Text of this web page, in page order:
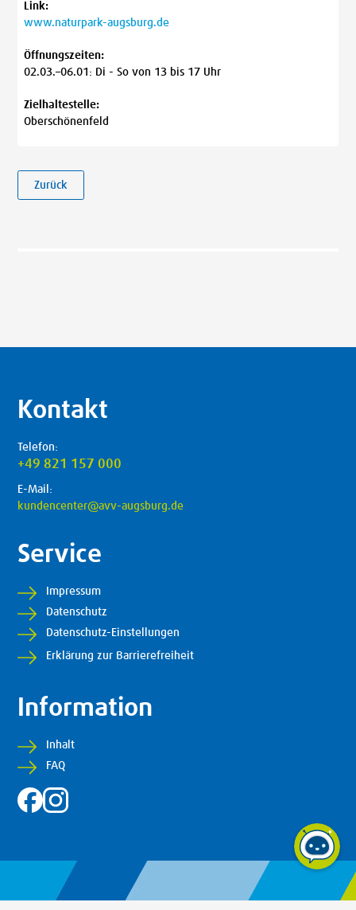
Link:
www.naturpark-augsburg.de
Öffnungszeiten:
02.03.–06.01: Di - So von 13 bis 17 Uhr
Zielhaltestelle:
Oberschönenfeld
Zurück
Kontakt
Telefon:
+49 821 157 000
E-Mail:
kundencenter@avv-augsburg.de
Service
Impressum
Datenschutz
Datenschutz-Einstellungen
Erklärung zur Barrierefreiheit
Information
Inhalt
FAQ